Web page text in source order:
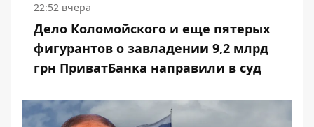
22:52 вчера
Дело Коломойского и еще пятерых
фигурантов о завладении 9,2 млрд
грн ПриватБанка направили в суд